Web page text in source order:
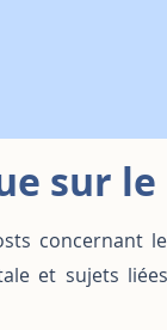
sur le
concernant
et sujets